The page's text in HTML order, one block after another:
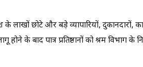
लाखों छोटे और बड़े व्यापारियों, दुकानदारों,
होने के बाद पात्र प्रतिष्ठानों को श्रम विभाग